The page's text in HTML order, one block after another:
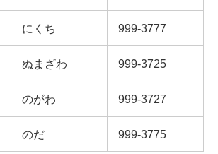
にくち 999-3777
ぬまざわ 999-3725
のがわ 999-3727
のだ 999-3775